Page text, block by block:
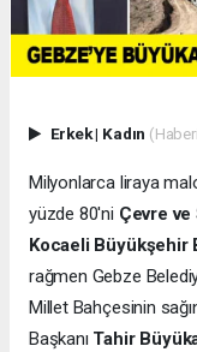
Erkek| Kadın
Milyonlarca liraya
yüzde 80'ni Çevre ve
Kocaeli Büyükşehir
rağmen Gebze
Millet Bahçesinin
Başkanı Tahir